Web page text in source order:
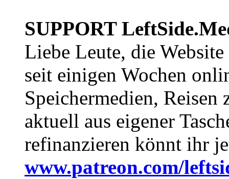
SUPPORT
Liebe Leute, die Website
seit einigen Wochen
Speichermedien, Reisen
aktuell aus eigener
refinanzieren könnt ihr
www.patreon.com/